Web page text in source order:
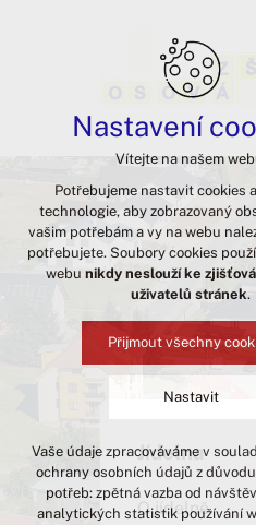
Jídelna
O jídelně
Nastavení
Vítejte na našem
Potřebujeme nastavit cookies
technologie, aby zobrazovaný
vašim potřebám a vy na webu
potřebujete. Soubory cookies
webu nikdy neslouží ke
uživatelů stránek.
Přijmout všechny
Nastavit
Technická cookies
nutná pro provozování
udržení kontextu stránek
Vaše údaje zpracováváme v
ochrany osobních údajů z
potřeb: zpětná vazba od
analytických statistik používání